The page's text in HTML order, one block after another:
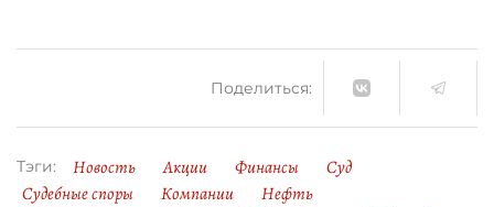
Поделиться:
Тэги: Новость Акции Финансы
Суд
Судебные споры
Компании
Нефть